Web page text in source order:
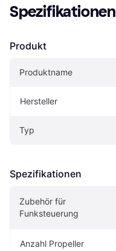
Spezifikationen
Produkt
Produktname
Hersteller
Typ
Spezifikationen
Zubehör für
Funksteuerung
Anzahl Propeller